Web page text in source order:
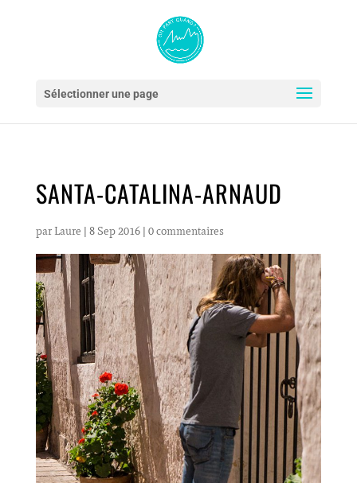
Sélectionner une page
SANTA-CATALINA-ARNAUD
par Laure | 8 Sep 2016| 0 commentaires